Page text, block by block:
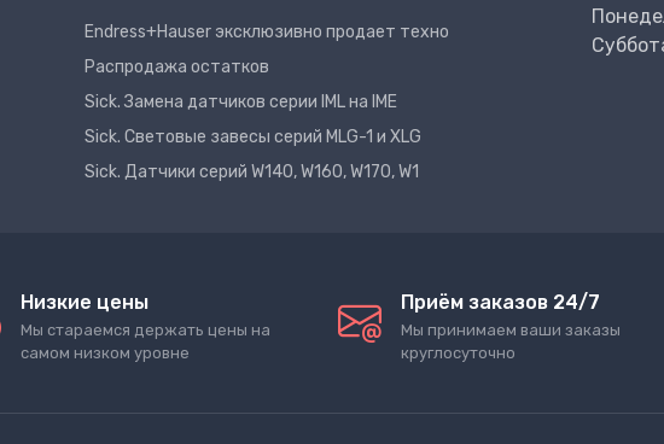
Endress+Hauser эксклюзивно продает техно
Распродажа остатков
Sick. Замена датчиков серии IML на IME
Sick. Световые завесы серий MLG-1 и XLG
Sick. Датчики серий W140, W160, W170, W1
Низкие цены
Мы стараемся держать цены на
самом низком уровне
Приём заказов 24/7
Мы принимаем ваши заказы
круглосуточно